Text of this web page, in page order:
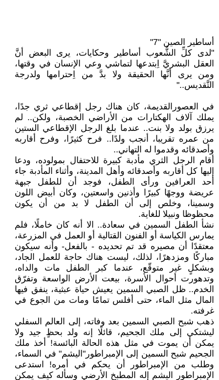
أساطير الصين "7"
"لدى كلِّ الشُّعوب أساطير وحكايات، يرى البعض أنَّ
العقل البشريَّ اِبتدعها لتماشي وعي الإنسان في وقتها،
ومن يرى أنَّها الحقيقة ولا بدَّ من اِحترامها ولدرجة
التَّقديس.."
في العصورالقديمة، كان هناك رجل إقطاعي ثري جدًا،
يملك آلاف الهكتارات من الأراضي الخصبة، ولكن.. لم
يرزق بولد ولا بنت.. عندما بلغ الرجل الإقطاعي الستين
من عمره تقريبا، أنجب ولدًا.. فرح كثيرًا، وفرح أقاربه
وأصدقائه وقدموا له التهاني..
أقام الرجل الثري مأدبة كبيرة للاحتفال بمولوده، ودعا
إليها كل أقاربه وأصدقائه وأهل المدينة، وأثناء المأدبة جاء
أحد العرافين ورأى الطفل، فوجد أن للطفل جبهة
عريضة ووجهًا كبيرًا وأذنين واسعتين، وكان أبيض اللون
وسمينا، وخلص إلى أن الطفل لا بد من أن يكون
محظوظا ونبيلا للغاية.
نشأ الطفل السمين في سعادة.. الا أنه كان خاملًا، فلم
يمارس الكياسة أو الفنون القتالية أو العمل في المزرعة،
معتقدًا أن مصيره قد تم تحديده - بالفعل- وأنه سيكون
مباركًا ومزدهرًا، لذلك، ليست هناك حاجة للعمل الجاد،
وبشكلٍ غير متوقّع، عندما كبر الطفل مات والداه،
وتدهورت أحوال الأسرة، بيعت الأرض الواسعة وتفرّق
الخدم.. ظل الصبي السمين يعيش حياة عبثية، ينفق فيها
المال مثل الماء، حتى أفلس تمامًا ومات من الجوع في
غرفته.
ذهب شبح الصبي السمين بعد وفاته، إلى العالم السفلي
ليشتكي إلى ملك الجحيم، قائلًا إنه ولد بحظٍ جيد ولا
يمكن أن يموت في مثل هذه الحالة البائسة! أخذ ملك
الجحيم شبح السمين إلى الإمبراطور"اليشم" في السماء،
وطلب من الإمبراطور أن يحكم في أمره! استدعى
الإمبراطور اليشم إله المطبخ الأرضي وسأله كيف يمكن